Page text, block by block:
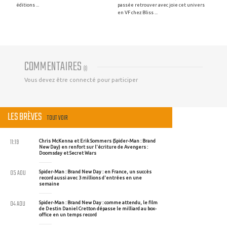
éditions ...
passée retrouver avec joie cet univers
en VF chez Bliss ...
COMMENTAIRES (0)
Vous devez être connecté pour participer
LES BRÈVES TOUT VOIR
Chris McKenna et Erik Sommers (Spider-Man : Brand
New Day) en renfort sur l'écriture de Avengers :
Doomsday et Secret Wars
11:19
Spider-Man : Brand New Day : en France, un succès
record aussi avec 3 millions d'entrées en une
semaine
05 AOU
Spider-Man : Brand New Day : comme attendu, le film
de Destin Daniel Cretton dépasse le milliard au box-
office en un temps record
04 AOU